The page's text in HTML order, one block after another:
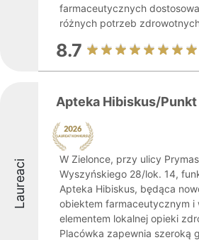
farmaceutycznych
różnych potrzeb
8.7
Laureaci
Apteka Hibiskus/
W Zielonce, przy ulicy
Wyszyńskiego 28/lok. 14,
Apteka Hibiskus, będąca
obiektem farmaceutycznym i
elementem lokalnej opieki
Placówka zapewnia szeroką